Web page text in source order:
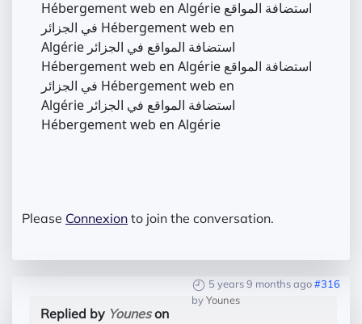
Hébergement web en Algérie استضافة المواقع
في الجزائر Hébergement web en
Algérie استضافة المواقع في الجزائر
Hébergement web en Algérie استضافة المواقع
في الجزائر Hébergement web en
Algérie استضافة المواقع في الجزائر
Hébergement web en Algérie
Please Connexion to join the conversation.
5 years 9 months ago#316
byYounes
Replied by Youneson